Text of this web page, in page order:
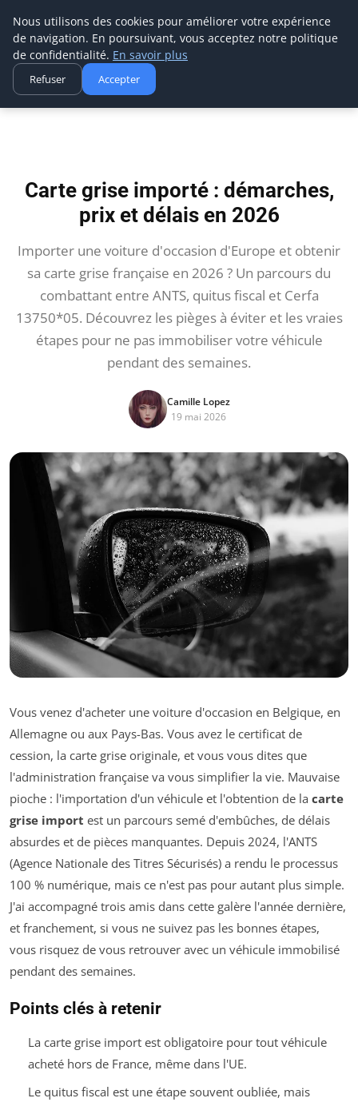
Aecme
Accueil Carte grise importé : démarches, prix et délais en 2026
Carte grise importé : démarches,
prix et délais en 2026
Importer une voiture d'occasion d'Europe et obtenir
sa carte grise française en 2026 ? Un parcours du
combattant entre ANTS, quitus fiscal et Cerfa
13750*05. Découvrez les pièges à éviter et les vraies
étapes pour ne pas immobiliser votre véhicule
pendant des semaines.
Camille Lopez
19 mai 2026
Vous venez d'acheter une voiture d'occasion en Belgique, en
Allemagne ou aux Pays-Bas. Vous avez le certificat de
cession, la carte grise originale, et vous vous dites que
l'administration française va vous simplifier la vie. Mauvaise
pioche : l'importation d'un véhicule et l'obtention de la carte
grise import est un parcours semé d'embûches, de délais
absurdes et de pièces manquantes. Depuis 2024, l'ANTS
(Agence Nationale des Titres Sécurisés) a rendu le processus
100 % numérique, mais ce n'est pas pour autant plus simple.
J'ai accompagné trois amis dans cette galère l'année dernière,
et franchement, si vous ne suivez pas les bonnes étapes,
vous risquez de vous retrouver avec un véhicule immobilisé
pendant des semaines.
Points clés à retenir
La carte grise import est obligatoire pour tout véhicule
acheté hors de France, même dans l'UE.
Le quitus fiscal est une étape souvent oubliée, mais
Nous utilisons des cookies pour améliorer votre expérience
de navigation. En poursuivant, vous acceptez notre politique
de confidentialité. En savoir plus
Refuser Accepter